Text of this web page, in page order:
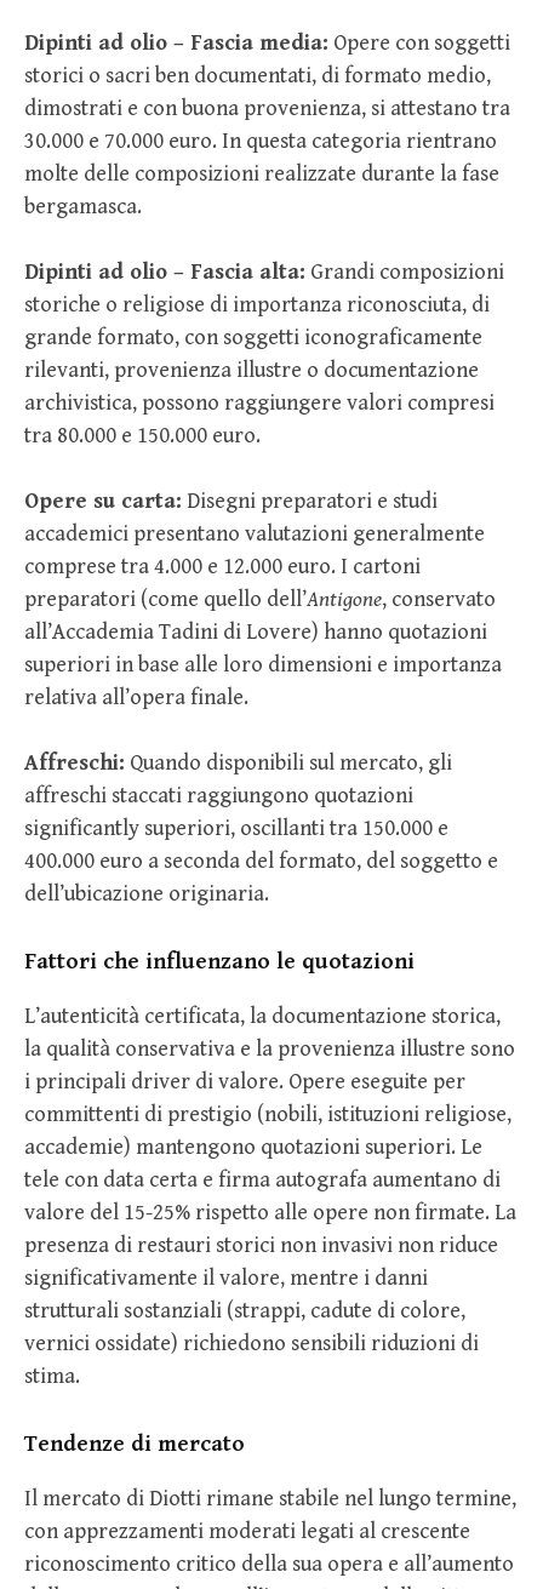
Dipinti ad olio – Fascia media: Opere con soggetti
storici o sacri ben documentati, di formato medio,
dimostrati e con buona provenienza, si attestano tra
30.000 e 70.000 euro. In questa categoria rientrano
molte delle composizioni realizzate durante la fase
bergamasca.
Dipinti ad olio – Fascia alta: Grandi composizioni
storiche o religiose di importanza riconosciuta, di
grande formato, con soggetti iconograficamente
rilevanti, provenienza illustre o documentazione
archivistica, possono raggiungere valori compresi
tra 80.000 e 150.000 euro.
Opere su carta: Disegni preparatori e studi
accademici presentano valutazioni generalmente
comprese tra 4.000 e 12.000 euro. I cartoni
preparatori (come quello dell’Antigone, conservato
all’Accademia Tadini di Lovere) hanno quotazioni
superiori in base alle loro dimensioni e importanza
relativa all’opera finale.
Affreschi: Quando disponibili sul mercato, gli
affreschi staccati raggiungono quotazioni
significantly superiori, oscillanti tra 150.000 e
400.000 euro a seconda del formato, del soggetto e
dell’ubicazione originaria.
Fattori che influenzano le quotazioni
L’autenticità certificata, la documentazione storica,
la qualità conservativa e la provenienza illustre sono
i principali driver di valore. Opere eseguite per
committenti di prestigio (nobili, istituzioni religiose,
accademie) mantengono quotazioni superiori. Le
tele con data certa e firma autografa aumentano di
valore del 15-25% rispetto alle opere non firmate. La
presenza di restauri storici non invasivi non riduce
significativamente il valore, mentre i danni
strutturali sostanziali (strappi, cadute di colore,
vernici ossidate) richiedono sensibili riduzioni di
stima.
Tendenze di mercato
Il mercato di Diotti rimane stabile nel lungo termine,
con apprezzamenti moderati legati al crescente
riconoscimento critico della sua opera e all’aumento